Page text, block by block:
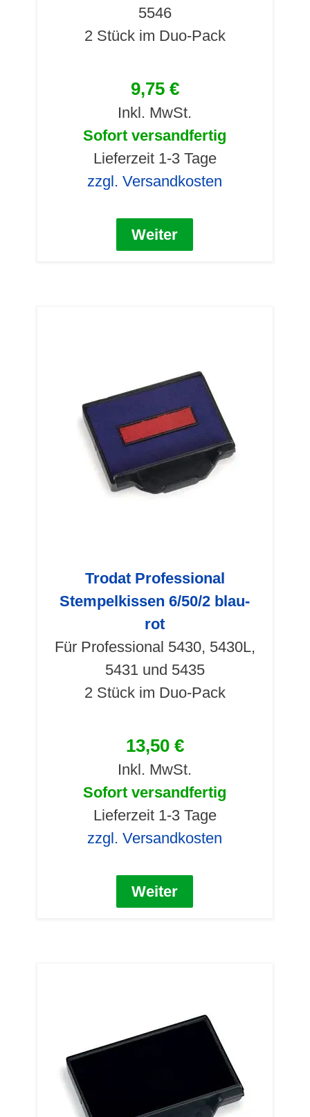
5546
2 Stück im Duo-Pack
9,75 €
Inkl. MwSt.
Sofort versandfertig
Lieferzeit 1-3 Tage
zzgl. Versandkosten
Weiter
Trodat Professional
Stempelkissen 6/50/2 blau-
rot
Für Professional 5430, 5430L,
5431 und 5435
2 Stück im Duo-Pack
13,50 €
Inkl. MwSt.
Sofort versandfertig
Lieferzeit 1-3 Tage
zzgl. Versandkosten
Weiter